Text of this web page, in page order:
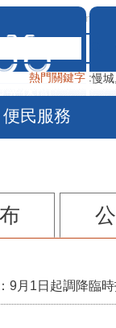
English
熱門關鍵字 慢城
便民服務